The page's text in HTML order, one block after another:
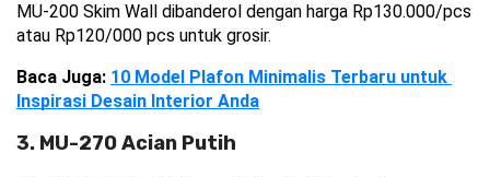
MU-200 Skim Wall dibanderol dengan harga Rp130.000/pcs
atau Rp120/000 pcs untuk grosir.
Baca Juga: 10 Model Plafon Minimalis Terbaru untuk
Inspirasi Desain Interior Anda
3. MU-270 Acian Putih